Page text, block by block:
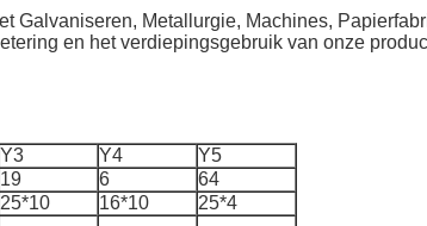
Galvaniseren, Metallurgie, Machines,
en het verdiepingsgebruik van onze
Y3 Y4
Y5
19 6
64
25*10 16*10
25*4